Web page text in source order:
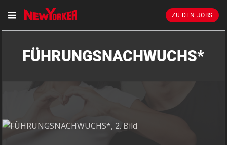
ZU DEN JOBS
FÜHRUNGSNACHWUCHS*